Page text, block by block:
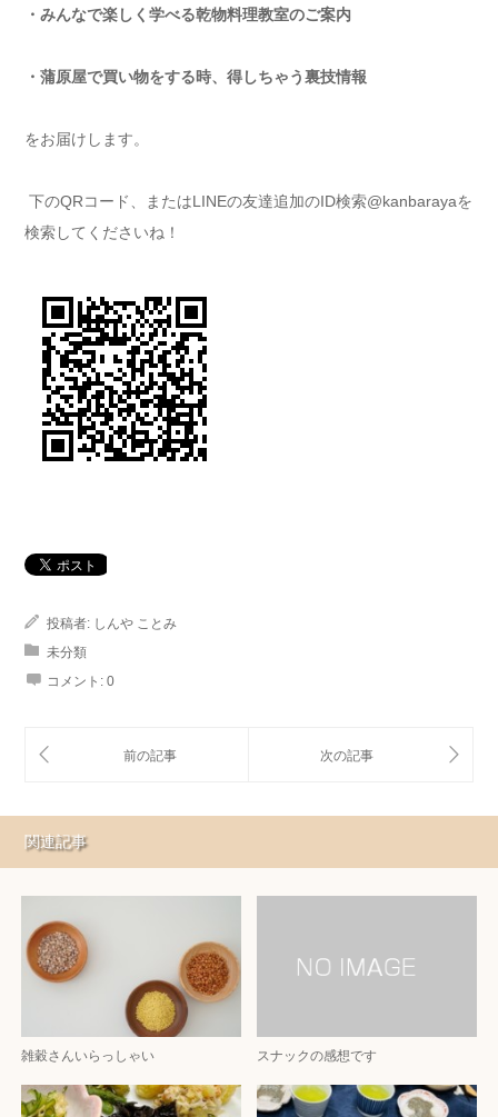
・みんなで楽しく学べる乾物料理教室のご案内
・蒲原屋で買い物をする時、得しちゃう裏技情報
をお届けします。
下のQRコード、またはLINEの友達追加のID検索@kanbarayaを
検索してくださいね！
投稿者: しんや ことみ
未分類
コメント: 0
関連記事
雑穀さんいらっしゃい スナックの感想です